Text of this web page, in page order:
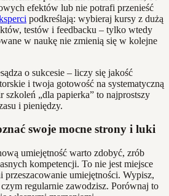
efektów lub nie potrafi przenieść
podkreślają: wybieraj kursy z dużą
testów i feedbacku – tylko wtedy
w naukę nie zmienią się w kolejne
o sukcesie – liczy się jakość
i twoja gotowość na systematyczną
szkoleń „dla papierka” to najprostszy
i pieniędzy.
swoje mocne strony i luki
umiejętność warto zdobyć, zrób
kompetencji. To nie jest miejsce
przeszacowanie umiejętności. Wypisz,
regularnie zawodzisz. Porównaj to